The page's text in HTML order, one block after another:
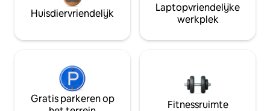
Huisdiervriendelijk
Laptopvriendelijke
werkplek
Gratis parkeren op
Fitnessruimte